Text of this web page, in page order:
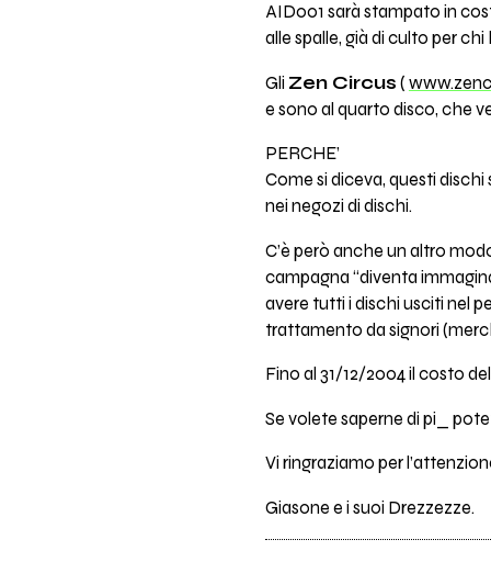
AID001 sarà stampato in
alle spalle, già di culto per
Gli Zen Circus (
e sono al quarto disco, che
PERCHE’
Come si diceva, questi dischi
nei negozi di dischi.
C’è però anche un altro
campagna “diventa
avere tutti i dischi usciti nel
trattamento da signori
Fino al 31/12/2004 il costo
Se volete saperne di pi_
Vi ringraziamo per
Giasone e i suoi Drezzezze.